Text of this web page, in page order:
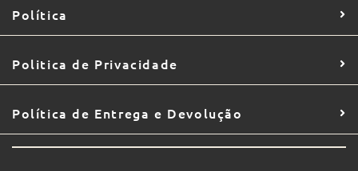
Política
Politica de Privacidade
Política de Entrega e Devolução